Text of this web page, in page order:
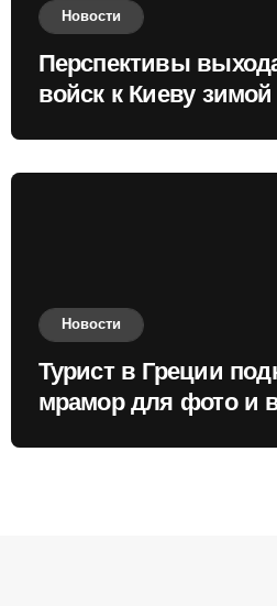
Новости
Перспективы
войск к Киеву
Новости
Турист в Греции
мрамор для фото и